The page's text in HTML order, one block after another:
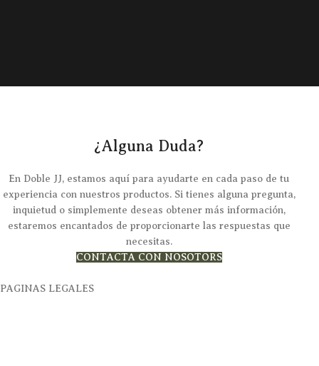
¿Alguna Duda?
En Doble JJ, estamos aquí para ayudarte en cada paso de tu
experiencia con nuestros productos. Si tienes alguna pregunta,
inquietud o simplemente deseas obtener más información,
estaremos encantados de proporcionarte las respuestas que
necesitas.
CONTACTA CON NOSOTORS
PAGINAS LEGALES